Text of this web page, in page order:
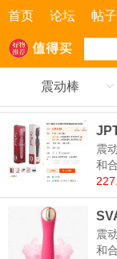
首页 论坛 帖子
震动棒
震
和
震
和